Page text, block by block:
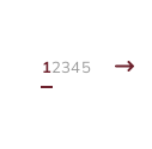
12345